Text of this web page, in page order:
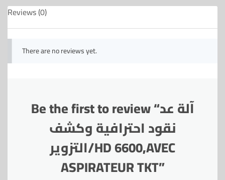
Reviews (0)
There are no reviews yet.
Be the first to review “آلة عد
نقود احترافية وكشف
التزوير/HD 6600,AVEC
ASPIRATEUR TKT”